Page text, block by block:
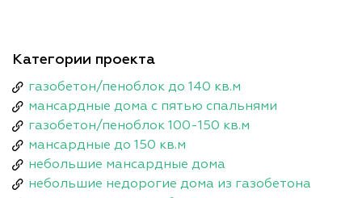
Категории проекта
газобетон/пеноблок до 140 кв.м
мансардные дома с пятью спальнями
газобетон/пеноблок 100-150 кв.м
мансардные до 150 кв.м
небольшие мансардные дома
небольшие недорогие дома из газобетона